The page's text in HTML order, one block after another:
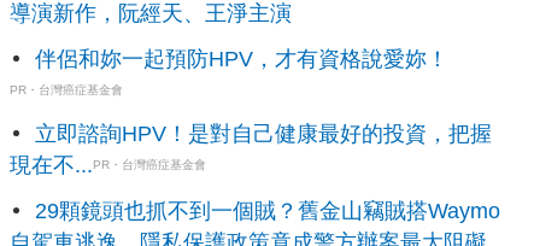
導演新作，阮經天、王淨主演
伴侶和妳一起預防HPV，才有資格說愛妳！
PR・台灣癌症基金會
立即諮詢HPV！是對自己健康最好的投資，把握
現在不... PR・台灣癌症基金會
29顆鏡頭也抓不到一個賊？舊金山竊賊搭Waymo